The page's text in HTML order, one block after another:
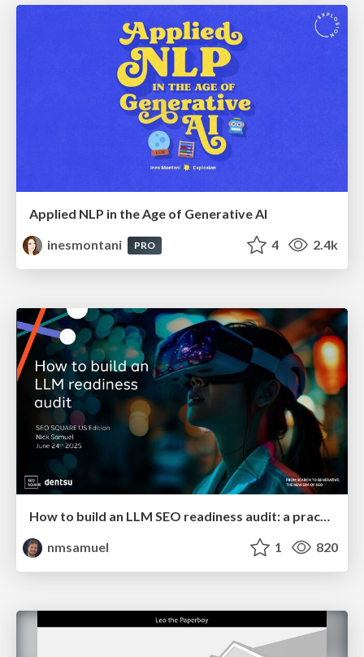
Applied NLP in the Age of Generative AI
inesmontani
PRO 4 2.4k
How to build an LLM SEO readiness audit: a practical framework
nmsamuel
1 820